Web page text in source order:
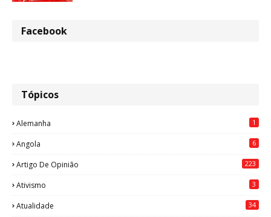
Facebook
Tópicos
Alemanha 1
Angola 6
Artigo De Opinião 223
Ativismo 3
Atualidade 34